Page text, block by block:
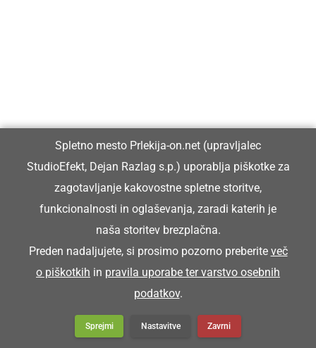
Spletno mesto Prlekija-on.net (upravljalec
StudioEfekt, Dejan Razlag s.p.) uporablja piškotke za
zagotavljanje kakovostne spletne storitve,
funkcionalnosti in oglaševanja, zaradi katerih je
naša storitev brezplačna.
Preden nadaljujete, si prosimo pozorno preberite več
o piškotkih in pravila uporabe ter varstvo osebnih
podatkov.
Sprejmi Nastavitve Zavrni